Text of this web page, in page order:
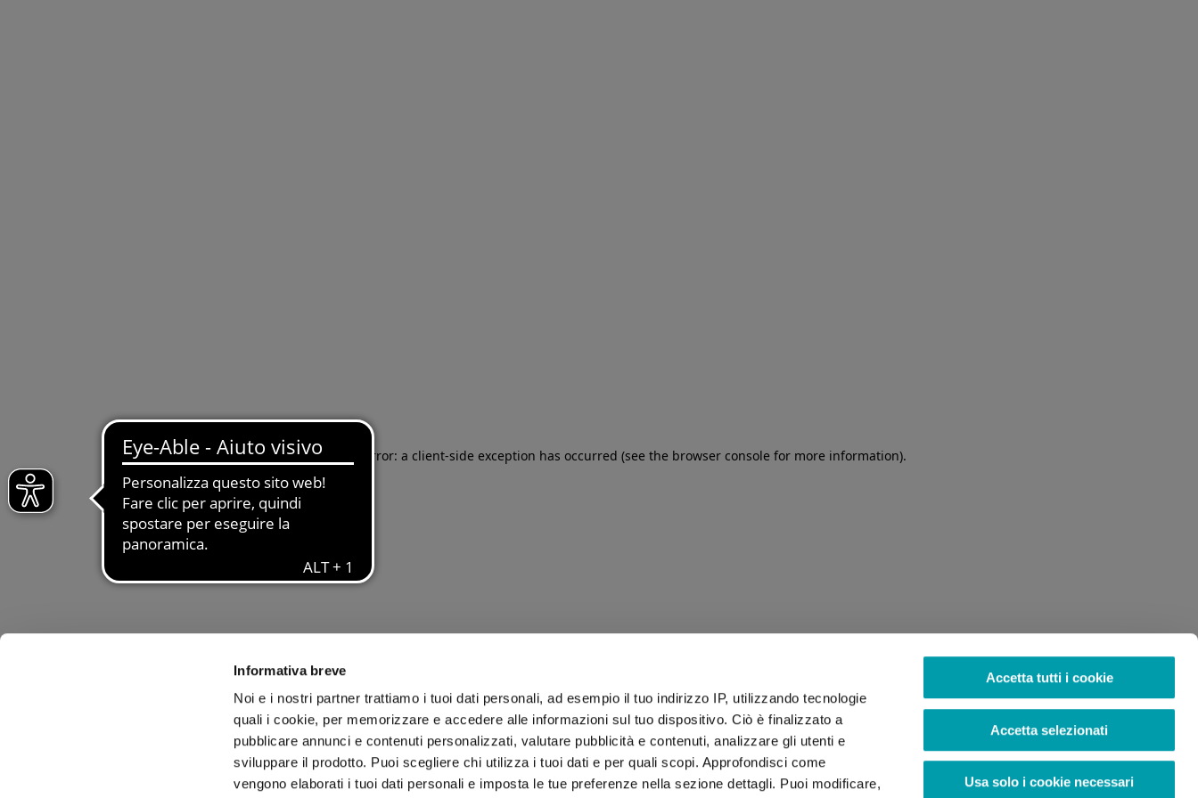
Informativa breve
Noi e i nostri partner trattiamo i tuoi dati personali, ad esempio il tuo indirizzo IP, utilizzando tecnologie
quali i cookie, per memorizzare e accedere alle informazioni sul tuo dispositivo. Ciò è finalizzato a
pubblicare annunci e contenuti personalizzati, valutare pubblicità e contenuti, analizzare gli utenti e
sviluppare il prodotto. Puoi scegliere chi utilizza i tuoi dati e per quali scopi. Approfondisci come
vengono elaborati i tuoi dati personali e imposta le tue preferenze nella sezione dettagli. Puoi modificare,
Accetta tutti i cookie
Accetta selezionati
Usa solo i cookie necessari
Application error: a client-side exception has occurred (see the browser console for more information).